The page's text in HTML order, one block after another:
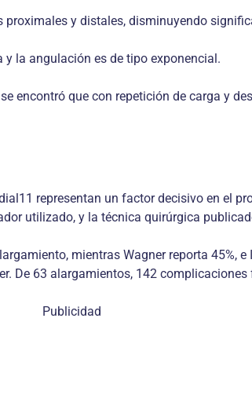
proximales y distales, disminuyendo
la angulación es de tipo exponencial.
encontró que con repetición de carga y
representan un factor decisivo en el
utilizado, y la técnica quirúrgica
mientras Wagner reporta 45%,
De 63 alargamientos, 142
Publicidad